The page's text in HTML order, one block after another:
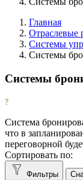
Фильтры
Все производители
Evoko 1
Показать товары1
Главная
Отраслевые
Системы
Системы
Системы
Система
что в
переговорной
Сортировать по:
Фильтры